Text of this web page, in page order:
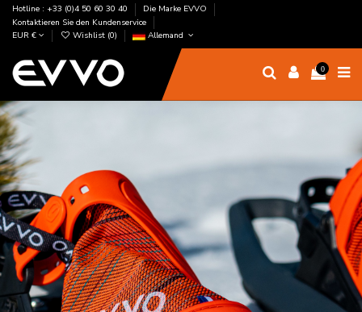
Hotline : +33 (0)4 50 60 30 40
Die Marke EVVO
Kontaktieren Sie den Kundenservice
EUR €
Wishlist (0) Allemand
0